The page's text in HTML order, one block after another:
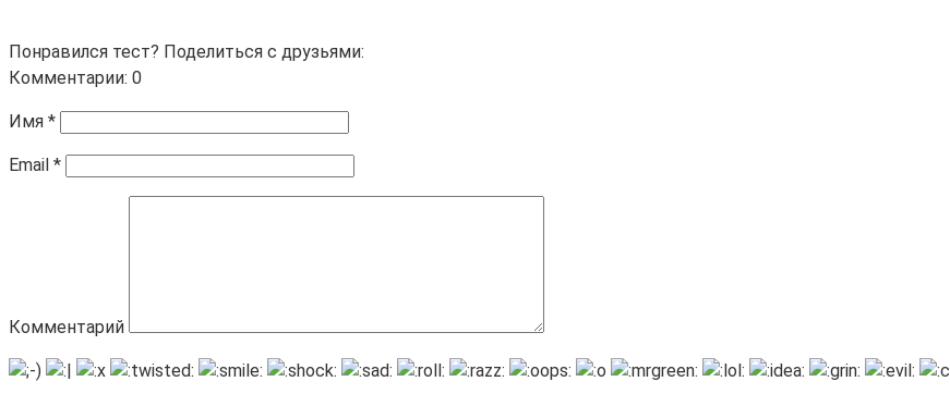
Понравился тест? Поделиться с друзьями:
Комментарии: 0
Имя *
Email *
Комментарий